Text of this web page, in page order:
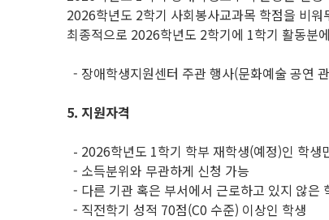
2026학년도 2학기 사회봉사교과목 학점을 비워
최종적으로 2026학년도 2학기에 1학기 활동분
- 장애학생지원센터 주관 행사(문화예술 공연
5. 지원자격
- 2026학년도 1학기 학부 재학생(예정)인 학
- 소득분위와 무관하게 신청 가능
- 다른 기관 혹은 부서에서 근로하고 있지 않은
- 직전학기 성적 70점(C0 수준) 이상인 학생